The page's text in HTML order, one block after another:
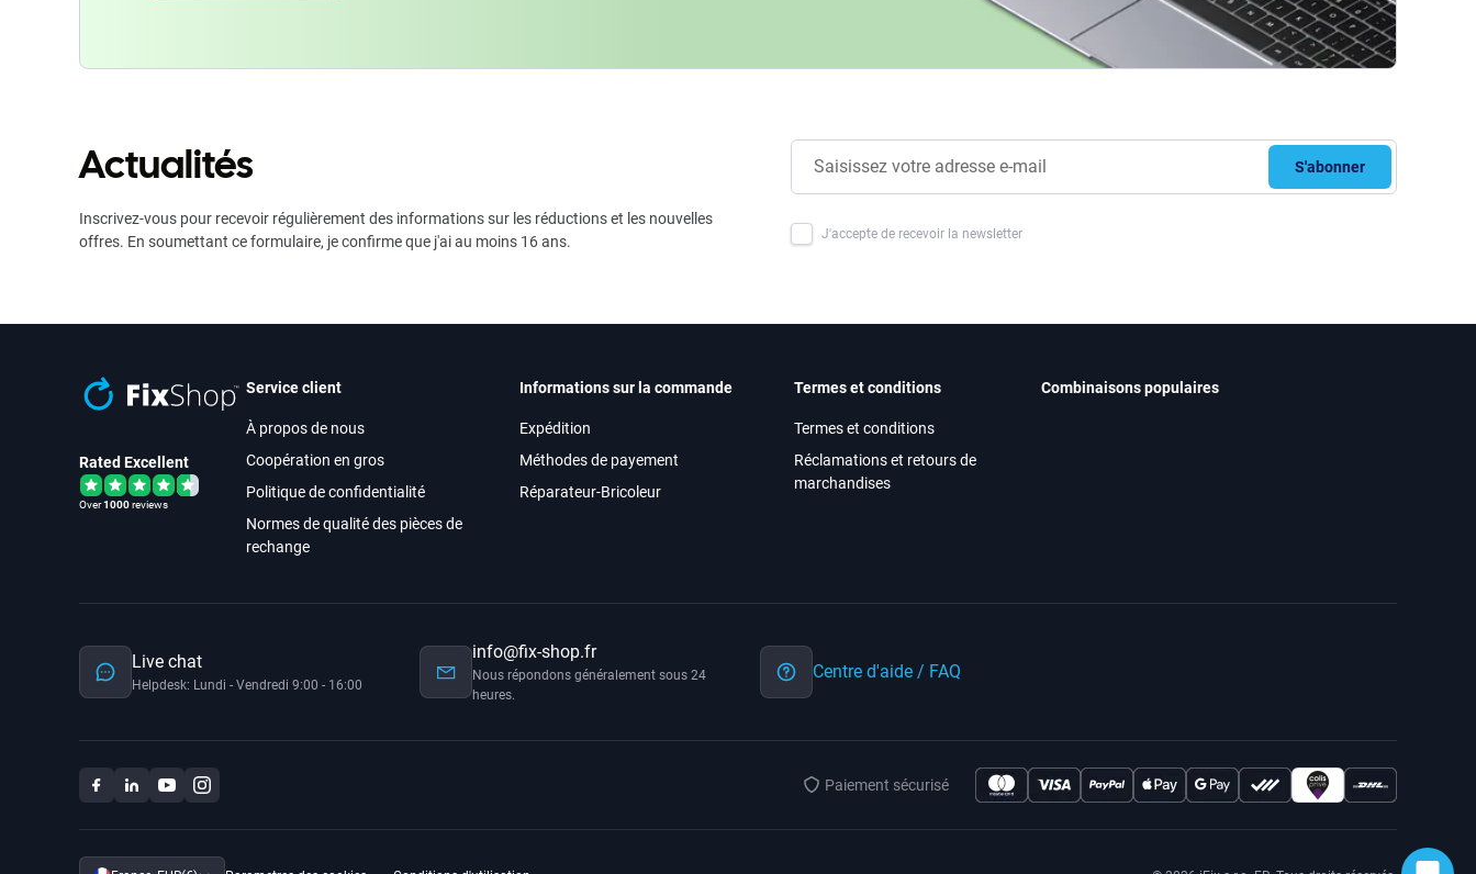
Actualités
Inscrivez-vous pour recevoir régulièrement des informations sur les réductions et les nouvelles
offres. En soumettant ce formulaire, je confirme que j'ai au moins 16 ans.
S'abonner
J'accepte de recevoir la newsletter
Rated Excellent
Over1000reviews
Service client
À propos de nous
Coopération en gros
Politique de confidentialité
Normes de qualité des pièces de
rechange
Informations sur la commande
Expédition
Méthodes de payement
Réparateur-Bricoleur
Termes et conditions
Termes et conditions
Réclamations et retours de
marchandises
Combinaisons populaires
Live chat
Helpdesk: Lundi - Vendredi 9:00 - 16:00
info@fix-shop.fr
Nous répondons généralement sous 24
heures.
Centre d'aide / FAQ
Paiement sécurisé